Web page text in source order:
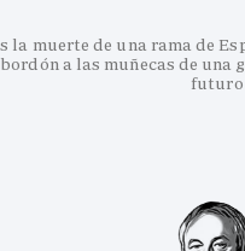
la muerte de una rama de
bordón a las muñecas de una
futuro